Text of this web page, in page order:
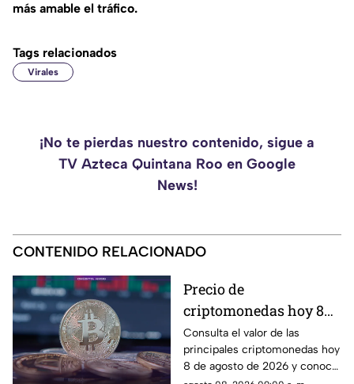
más amable el tráfico.
Tags relacionados
Virales
¡No te pierdas nuestro contenido, sigue a
TV Azteca Quintana Roo en Google
News!
CONTENIDO RELACIONADO
Precio de
criptomonedas hoy 8
de agosto 2026 en
México: consulta
cuánto valen
Consulta el valor de las
principales criptomonedas hoy
8 de agosto de 2026 y conoce